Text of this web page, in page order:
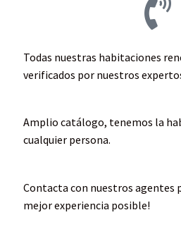
Todas nuestras habitaciones
verificados por nuestros
Amplio catálogo, tenemos la
cualquier persona.
Contacta con nuestros agentes
mejor experiencia posible!